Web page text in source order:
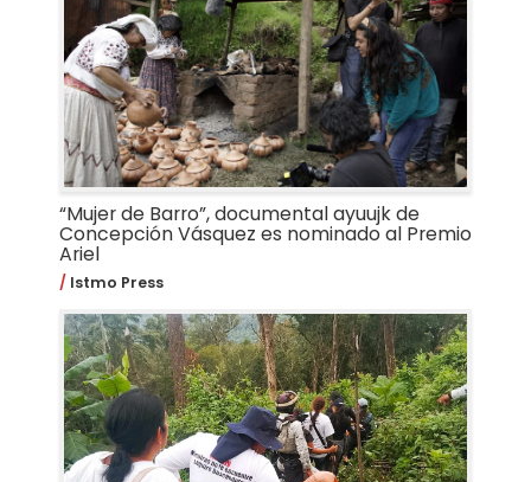
“Mujer de Barro”, documental ayuujk de
Concepción Vásquez es nominado al Premio
Ariel
Istmo Press